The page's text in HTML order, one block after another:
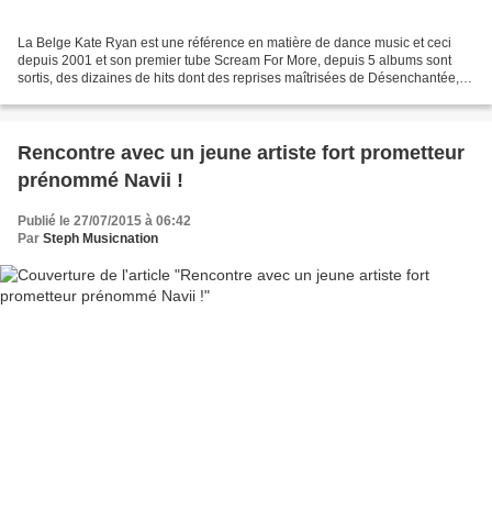
La Belge Kate Ryan est une référence en matière de dance music et ceci
depuis 2001 et son premier tube Scream For More, depuis 5 albums sont
sortis, des dizaines de hits dont des reprises maîtrisées de Désenchantée,
Rencontre avec un jeune artiste fort prometteur
prénommé Navii !
Publié le 27/07/2015 à 06:42
Par Steph Musicnation